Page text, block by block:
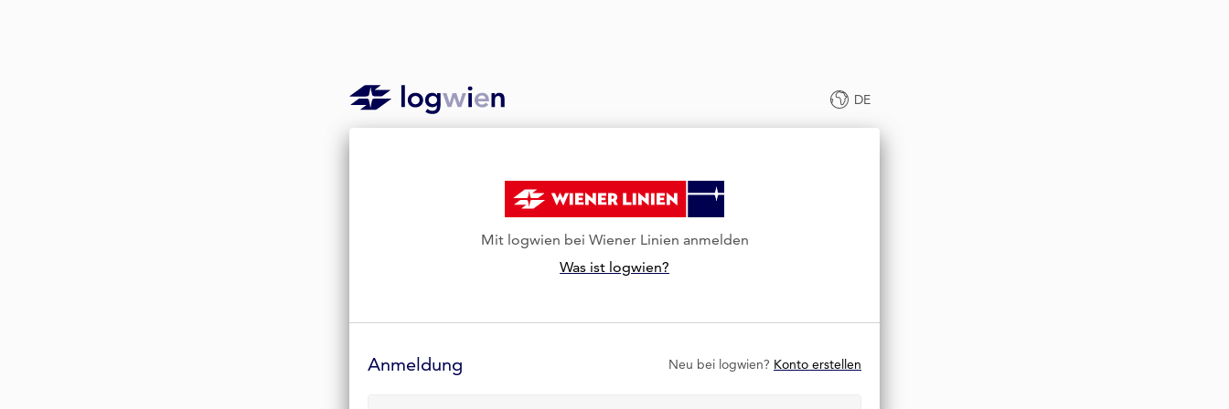
DE
Mit logwien bei Wiener Linien anmelden
Was ist logwien?
Formular
Anmeldung Neu bei logwien? Konto erstellen